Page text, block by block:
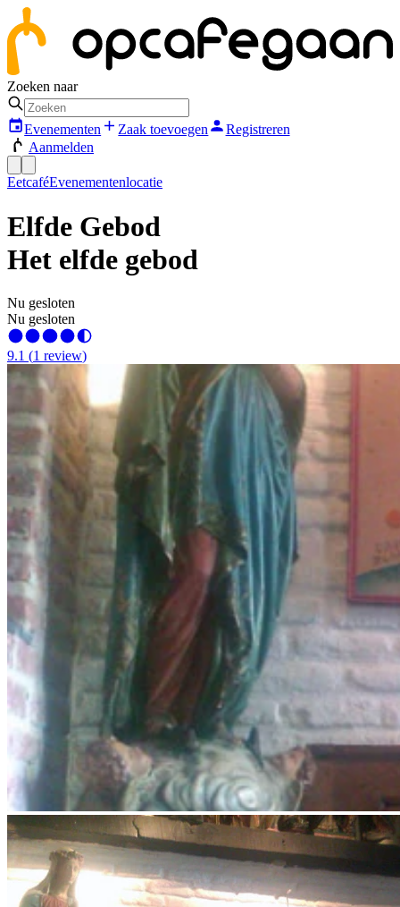
Zoeken naar
Evenementen Zaak toevoegen
Registreren
Aanmelden
EetcaféEvenementenlocatie
Elfde Gebod
Het elfde gebod
Nu gesloten
Nu gesloten
9.1 (1 review)